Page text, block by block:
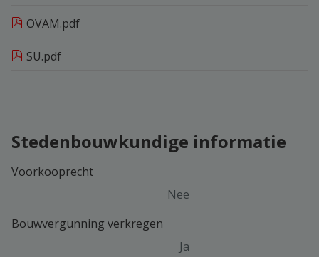
OVAM.pdf
SU.pdf
Stedenbouwkundige informatie
Voorkooprecht
Nee
Bouwvergunning verkregen
Ja